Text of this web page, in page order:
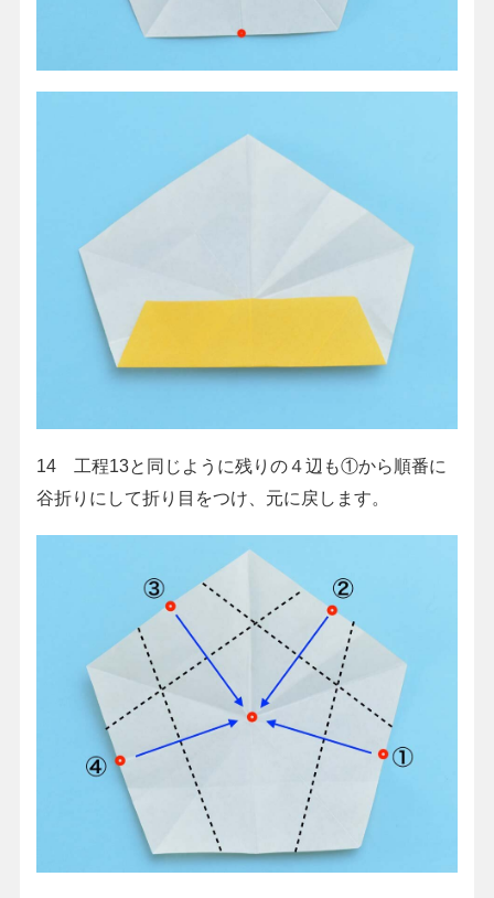
14 工程13と同じように残りの４辺も①から順番に
谷折りにして折り目をつけ、元に戻します。